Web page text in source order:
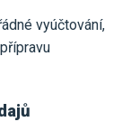
vyúčtování,